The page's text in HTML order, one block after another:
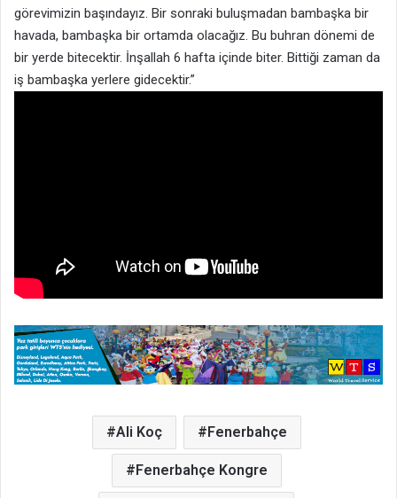
görevimizin başındayız. Bir sonraki buluşmadan bambaşka bir
havada, bambaşka bir ortamda olacağız. Bu buhran dönemi de
bir yerde bitecektir. İnşallah 6 hafta içinde biter. Bittiği zaman da
iş bambaşka yerlere gidecektir.”
Ali Koç Fenerbahçe
Fenerbahçe Kongre